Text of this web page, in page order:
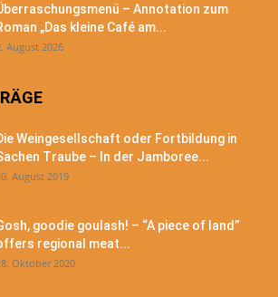
– Annotation zum
„Das kleine Café am...
August 2026
Weingesellschaft oder Fortbildung in
Traube – In der Jamboree...
August 2019
goodie goulash! – “A piece of land”
regional meat...
Oktober 2020